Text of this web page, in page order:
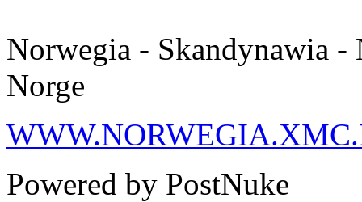
Norwegia - Skandynawia
Norge
Powered by PostNuke